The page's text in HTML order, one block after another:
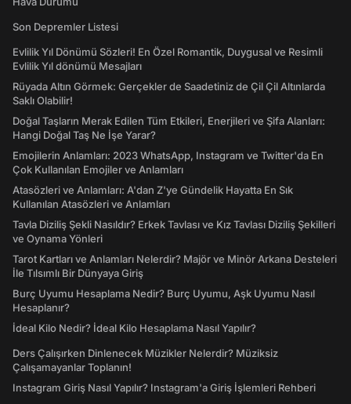
Son Depremler Listesi
Evlilik Yıl Dönümü Sözleri! En Özel Romantik, Duygusal ve Resimli
Evlilik Yıl dönümü Mesajları
Rüyada Altın Görmek: Gerçekler de Saadetiniz de Çil Çil Altınlarda
Saklı Olabilir!
Doğal Taşların Merak Edilen Tüm Etkileri, Enerjileri ve Şifa Alanları:
Hangi Doğal Taş Ne İşe Yarar?
Emojilerin Anlamları: 2023 WhatsApp, Instagram ve Twitter'da En
Çok Kullanılan Emojiler ve Anlamları
Atasözleri ve Anlamları: A'dan Z'ye Gündelik Hayatta En Sık
Kullanılan Atasözleri ve Anlamları
Tavla Diziliş Şekli Nasıldır? Erkek Tavlası ve Kız Tavlası Diziliş Şekilleri
ve Oynama Yönleri
Tarot Kartları ve Anlamları Nelerdir? Majör ve Minör Arkana Desteleri
İle Tılsımlı Bir Dünyaya Giriş
Burç Uyumu Hesaplama Nedir? Burç Uyumu, Aşk Uyumu Nasıl
Hesaplanır?
İdeal Kilo Nedir? İdeal Kilo Hesaplama Nasıl Yapılır?
Ders Çalışırken Dinlenecek Müzikler Nelerdir? Müziksiz
Çalışamayanlar Toplanın!
Instagram Giriş Nasıl Yapılır? Instagram'a Giriş İşlemleri Rehberi